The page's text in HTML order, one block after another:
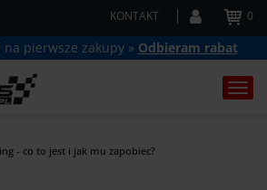
KONTAKT 0
na pierwsze zakupy » Odbieram rabat
- co to jest i jak mu zapobiec?